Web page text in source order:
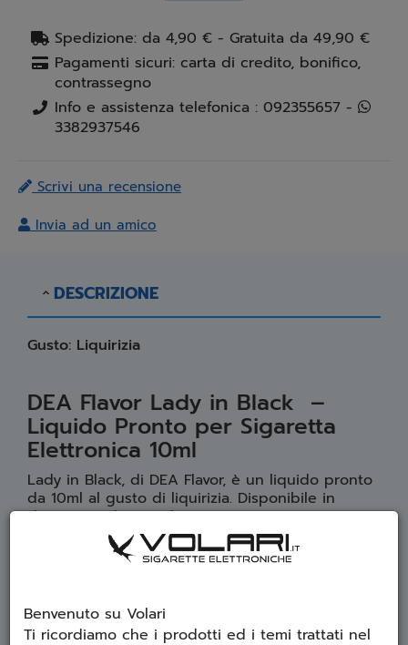
Spedizione: da 4,90 € - Gratuita da 49,90 €
Pagamenti sicuri: carta di credito, bonifico,
contrassegno
Info e assistenza telefonica : 092355657 -
3382937546
Scrivi una recensione
Invia ad un amico
DESCRIZIONE
Gusto: Liquirizia
DEA Flavor Lady in Black –
Liquido Pronto per Sigaretta
Elettronica 10ml
Lady in Black, di DEA Flavor, è un liquido pronto
da 10ml al gusto di liquirizia. Disponibile in
diverse gradazioni di nicotina o senza nicotina.
Percentuali di nicotina disponibili
4 mg/ml, 9 mg/ml, 14 mg/ml, 18 mg/ml,
Dispositivo suggerito
polmone
Benvenuto su Volari
Ti ricordiamo che i prodotti ed i temi trattati nel